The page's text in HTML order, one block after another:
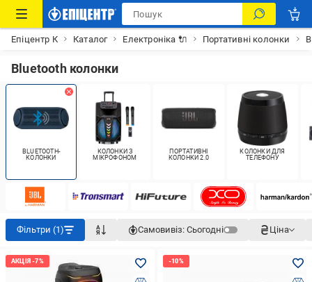
Епіцентр К Каталог Електроніка 🔌 Портативні колонки
Bluetooth колонки
BLUETOOTH-
КОЛОНКИ
КОЛОНКИ З
МІКРОФОНОМ
ПОРТАТИВНІ
КОЛОНКИ 2.0
КОЛОНКИ ДЛЯ
ТЕЛЕФОНУ
Фільтри (1) Самовивіз: Сьогодні Ціна